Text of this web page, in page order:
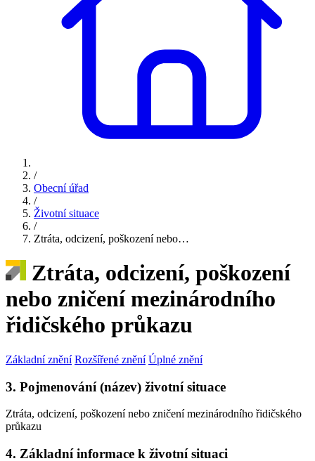
/
Obecní úřad
/
Životní situace
/
Ztráta, odcizení, poškození nebo…
Ztráta, odcizení, poškození
nebo zničení mezinárodního
řidičského průkazu
Základní znění Rozšířené znění Úplné znění
3. Pojmenování (název) životní situace
Ztráta, odcizení, poškození nebo zničení mezinárodního řidičského
průkazu
4. Základní informace k životní situaci